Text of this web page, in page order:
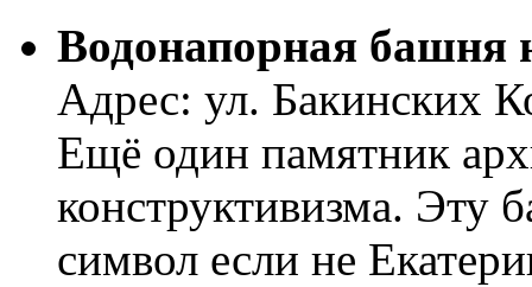
Водонапорная башня
Адрес: ул. Бакинских
Ещё один памятник
конструктивизма. Эту
символ если не